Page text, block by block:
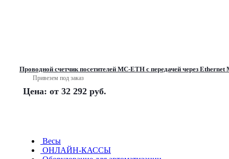
Проводной счетчик посетителей MC-ETH с передачей через Ethernet
Привезем под заказ
Цена: от 32 292 руб.
Весы
ОНЛАЙН-КАССЫ